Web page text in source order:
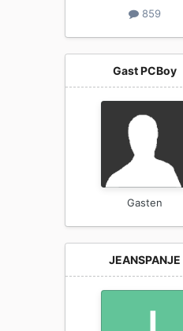
859
Gast PCBoy
Gasten
JEANSPANJE